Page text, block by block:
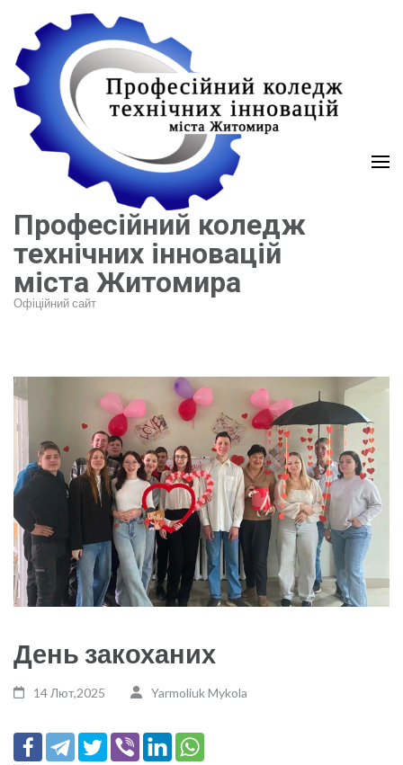
вмісту
(натисніть
Enter)
Професійний коледж
технічних інновацій
міста Житомира
Офіційний сайт
День закоханих
14 Лют,2025 Yarmoliuk Mykola